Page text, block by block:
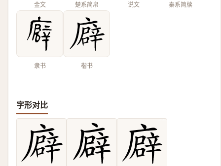
金文 楚系简帛 说文 秦系简牍
隶书 楷书
字形对比